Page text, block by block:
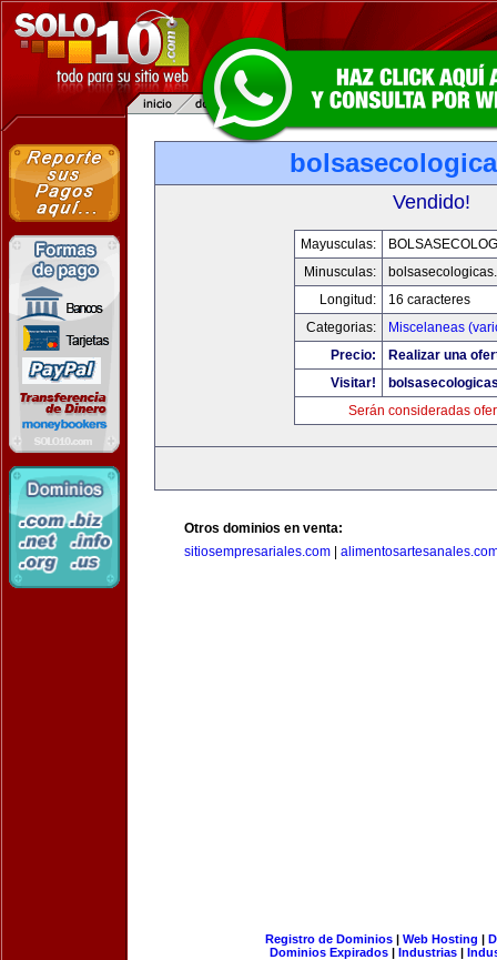
Vendido!
Mayusculas:
Minusculas:
Longitud:
16 caracteres
Categorias:
Miscelaneas
Precio:
Realizar una
Visitar!
Serán consideradas
Otros dominios en venta:
sitiosempresariales.com
Registro de Dominios| Web Hosting |
Dominios Expirados | Industrias |